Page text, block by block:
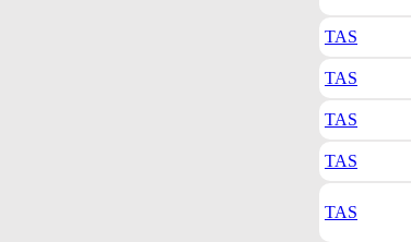
TAS
TAS
TAS
TAS
TAS